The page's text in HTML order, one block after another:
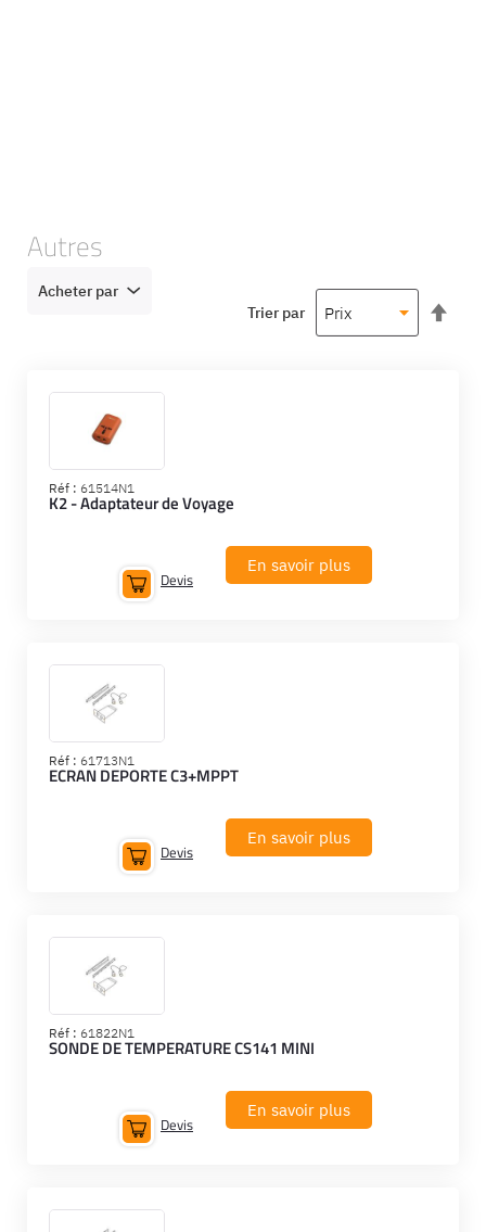
Autres
Trier par
Réf : 61514N1
K2 - Adaptateur de Voyage
En savoir plus
Devis
Réf : 61713N1
ECRAN DEPORTE C3+MPPT
En savoir plus
Devis
Réf : 61822N1
SONDE DE TEMPERATURE CS141 MINI
En savoir plus
Devis
Acheter par